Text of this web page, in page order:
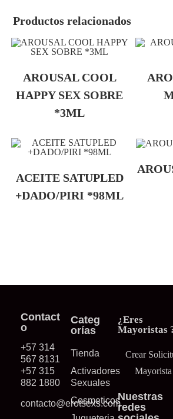
Productos relacionados
AROUSAL COOL
HAPPY SEX SOBRE
*3ML
ACEITE SATUPLED
+DADO/PIRI *98ML
Contact
o
+57 314
567 8131
+57 315
882 1880
contacto@erotsexs.com
Categ
orías
Tienda
Activadores
Sexuales
Cosmeticos
¿Eres
Mayoristas
Crear
Mayorista
Nuestras
redes